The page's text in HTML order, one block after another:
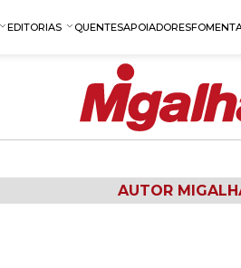
EDITORIAS QUENTESAPOIADORES
AUTOR